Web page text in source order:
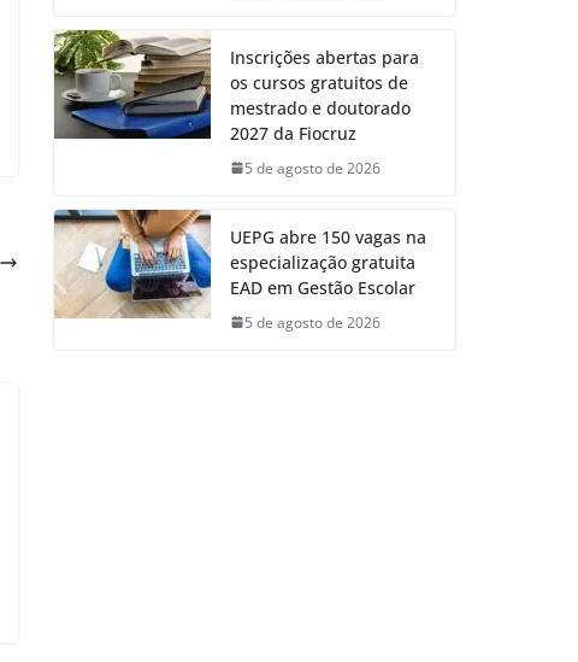
Inscrições abertas para
os cursos gratuitos de
mestrado e doutorado
2027 da Fiocruz
5 de agosto de 2026
UEPG abre 150 vagas na
especialização gratuita
EAD em Gestão Escolar
5 de agosto de 2026